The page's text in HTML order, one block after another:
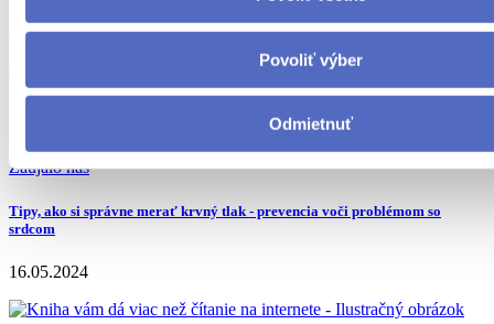
Povoliť výber
Odmietnuť
09.09.2024
hypertenzia
Zaujalo nás
Tipy, ako si správne merať krvný tlak - prevencia voči problémom so
srdcom
16.05.2024